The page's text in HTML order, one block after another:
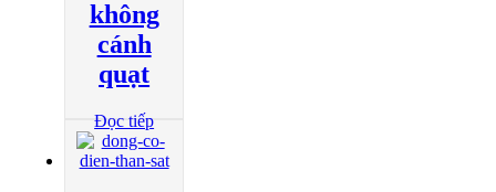
không
cánh
quạt
Đọc tiếp